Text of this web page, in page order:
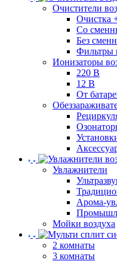
Очистители
Очистка
Cо
Без
Фильтры
Ионизаторы
220 В
12 В
От
Увлажнители
Арома-
Мойки воздуха
2 комнаты
3 комнаты